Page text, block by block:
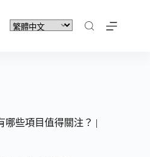
哪些項目值得關注？ |